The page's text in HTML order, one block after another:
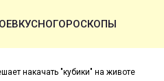
ВКУСНОГОРОСКОПЫ
накачать "кубики" на животе